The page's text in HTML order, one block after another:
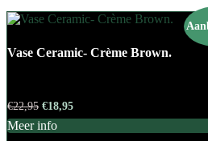
Vase Ceramic- Crème Brown.
€22,95 Oorspronkelijke
prijs
was:
€18,95Huidige
prijs
is:
Meer info